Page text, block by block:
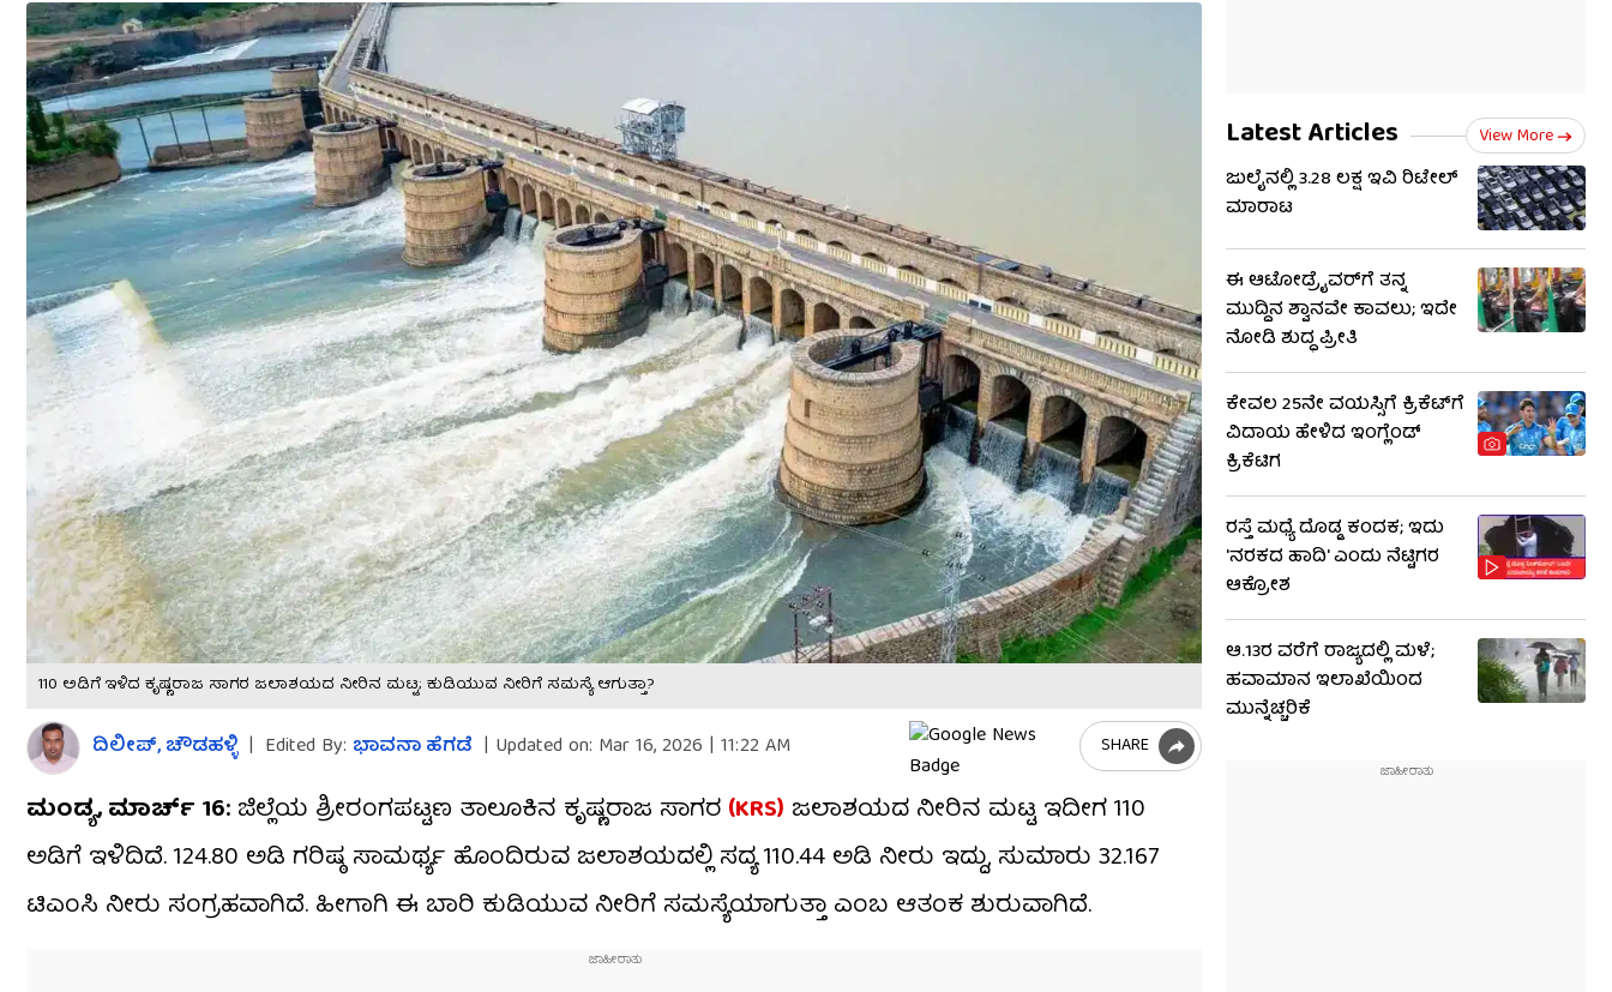
110 ಅಡಿಗೆ ಇಳಿದ ಕೃಷ್ಣರಾಜ ಸಾಗರ ಜಲಾಶಯದ ನೀರಿನ ಮಟ್ಟ; ಕುಡಿಯುವ ನೀರಿಗೆ ಸಮಸ್ಯೆ ಆಗುತ್ತಾ?
ದಿಲೀಪ್​, ಚೌಡಹಳ್ಳಿ | Edited By: ಭಾವನಾ ಹೆಗಡೆ | Updated on: Mar 16, 2026 | 11:22 AM SHARE
ಮಂಡ್ಯ, ಮಾರ್ಚ್​ 16: ಜಿಲ್ಲೆಯ ಶ್ರೀರಂಗಪಟ್ಟಣ ತಾಲೂಕಿನ ಕೃಷ್ಣರಾಜ ಸಾಗರ (KRS) ಜಲಾಶಯದ ನೀರಿನ ಮಟ್ಟ ಇದೀಗ 110
ಅಡಿಗೆ ಇಳಿದಿದೆ. 124.80 ಅಡಿ ಗರಿಷ್ಠ ಸಾಮರ್ಥ್ಯ ಹೊಂದಿರುವ ಜಲಾಶಯದಲ್ಲಿ ಸದ್ಯ 110.44 ಅಡಿ ನೀರು ಇದ್ದು, ಸುಮಾರು 32.167
ಟಿಎಂಸಿ ನೀರು ಸಂಗ್ರಹವಾಗಿದೆ. ಹೀಗಾಗಿ ಈ ಬಾರಿ ಕುಡಿಯುವ ನೀರಿಗೆ ಸಮಸ್ಯೆಯಾಗುತ್ತಾ ಎಂಬ ಆತಂಕ ಶುರುವಾಗಿದೆ.
Latest Articles View More
ಜುಲೈನಲ್ಲಿ 3.28 ಲಕ್ಷ ಇವಿ ರಿಟೇಲ್
ಮಾರಾಟ
ಈ ಆಟೋಡ್ರೈವರ್‌ಗೆ ತನ್ನ
ಮುದ್ದಿನ ಶ್ವಾನವೇ ಕಾವಲು; ಇದೇ
ನೋಡಿ ಶುದ್ಧ ಪ್ರೀತಿ
ಕೇವಲ 25ನೇ ವಯಸ್ಸಿಗೆ ಕ್ರಿಕೆಟ್​ಗೆ
ವಿದಾಯ ಹೇಳಿದ ಇಂಗ್ಲೆಂಡ್‌
ಕ್ರಿಕೆಟಿಗ
ರಸ್ತೆ ಮಧ್ಯೆ ದೊಡ್ಡ ಕಂದಕ; ಇದು
'ನರಕದ ಹಾದಿ' ಎಂದು ನೆಟ್ಟಿಗರ
ಆಕ್ರೋಶ
ಆ.13ರ ವರೆಗೆ ರಾಜ್ಯದಲ್ಲಿ ಮಳೆ;
ಹವಾಮಾನ ಇಲಾಖೆಯಿಂದ
ಮುನ್ನೆಚ್ಚರಿಕೆ